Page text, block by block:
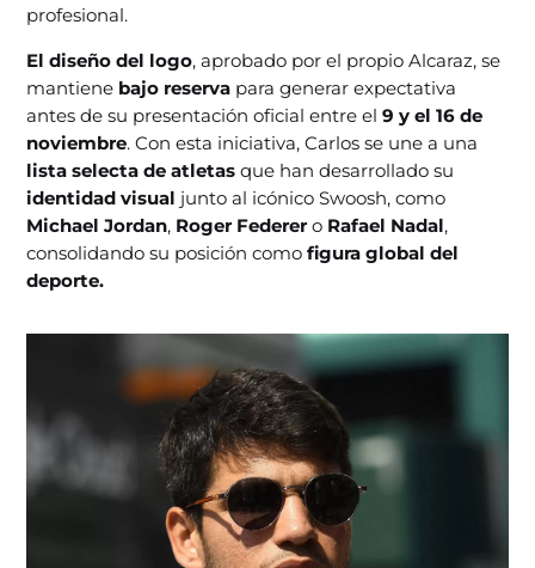
profesional.
El diseño del logo, aprobado por el propio Alcaraz, se
mantiene bajo reserva para generar expectativa
antes de su presentación oficial entre el9 y el 16 de
noviembre. Con esta iniciativa, Carlos se une a una
lista selecta de atletasque han desarrollado su
identidad visual junto al icónico Swoosh, como
Michael Jordan, Roger Federer o Rafael Nadal,
consolidando su posición comofigura global del
deporte.